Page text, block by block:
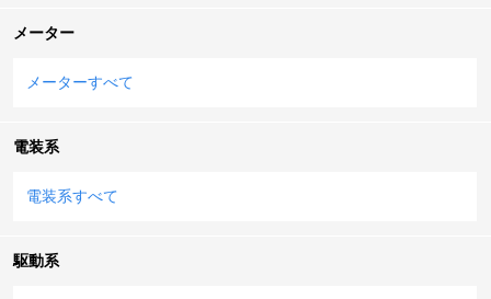
メーター
メーターすべて
電装系
電装系すべて
駆動系